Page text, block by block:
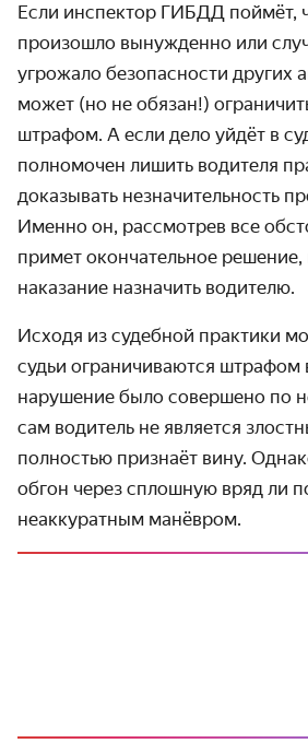
Если инспектор ГИБДД поймёт,
произошло вынужденно или
угрожало безопасности других
может (но не обязан!)
штрафом. А если дело уйдёт в
полномочен лишить водителя
доказывать незначительность
Именно он, рассмотрев все
примет окончательное
наказание назначить водителю.
Исходя из судебной практики
судьи ограничиваются штрафом
нарушение было совершено по
сам водитель не является
полностью признаёт вину.
обгон через сплошную вряд ли
неаккуратным манёвром.